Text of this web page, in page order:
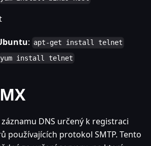
: apt-get install telnet
yum install telnet
DNS určený k registraci
používajících protokol SMTP. Tento